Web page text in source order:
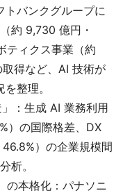
トバンクグループに
約 9,730 億円・
ティクス事業（約
得など、AI 技術が
整理。
：生成 AI 業務利用
）の国際格差、DX
）の企業規模間
析。
の本格化：パナソニ